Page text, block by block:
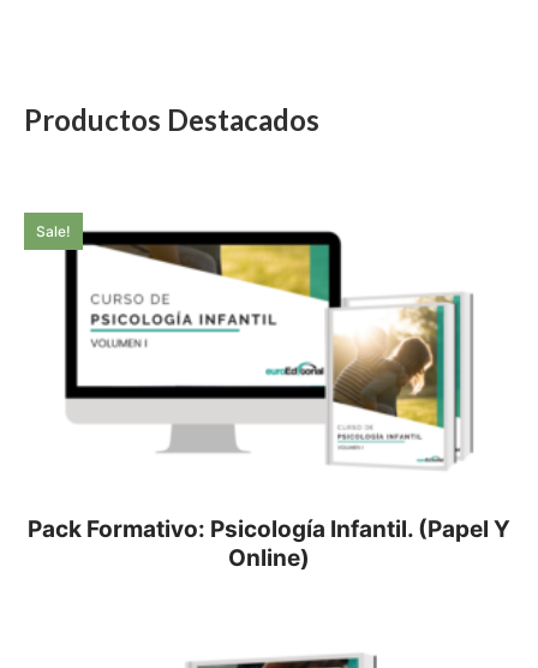
Productos Destacados
Sale!
Pack Formativo: Psicología Infantil. (Papel Y
Online)